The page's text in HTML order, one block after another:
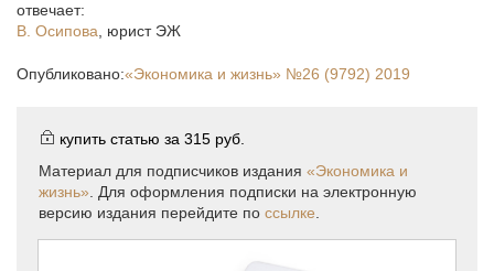
отвечает:
В. Осипова
юрист ЭЖ
Опубликовано:«Экономика и жизнь» №26 (9792) 2019
купить статью за 315 руб.
Материал для подписчиков издания «Экономика и
жизнь» . Для оформления подписки на электронную
версию издания перейдите по ссылке